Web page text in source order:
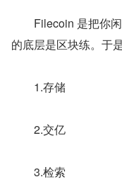
Filecoin 是把你闲
的底层是区块练。于
1.存储
2.交亿
3.检索